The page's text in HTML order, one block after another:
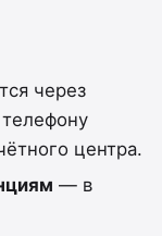
через
центра.
— в